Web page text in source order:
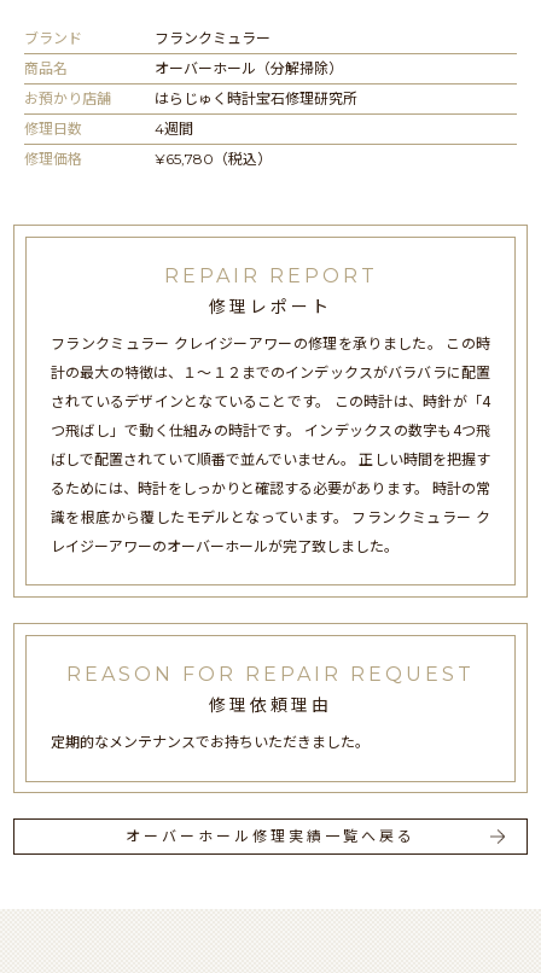
ブランド
フランクミュラー
商品名
オーバーホール（分解掃除）
お預かり店舗
はらじゅく時計宝石修理研究所
修理日数
4週間
修理価格
¥65,780（税込）
REPAIR REPORT
修理レポート
フランクミュラー クレイジーアワーの修理を承りました。 この時
計の最大の特徴は、１〜１２までのインデックスがバラバラに配置
されているデザインとなていることです。 この時計は、時針が「4
つ飛ばし」で動く仕組みの時計です。 インデックスの数字も4つ飛
ばしで配置されていて順番で並んでいません。 正しい時間を把握す
るためには、時計をしっかりと確認する必要があります。 時計の常
識を根底から覆したモデルとなっています。 フランクミュラー ク
レイジーアワーのオーバーホールが完了致しました。
REASON FOR REPAIR REQUEST
修理依頼理由
定期的なメンテナンスでお持ちいただきました。
オーバーホール修理実績一覧へ戻る